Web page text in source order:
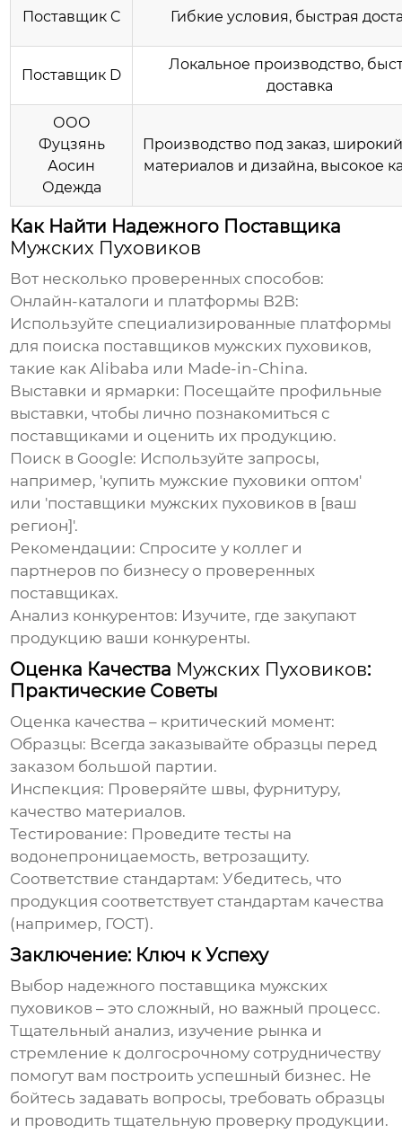
Поставщик C Гибкие условия, быстрая
Поставщик D
Локальное производство,
доставка
ООО
Фуцзянь
Аосин
Одежда
Производство под заказ,
материалов и дизайна, высокое
Как Найти Надежного Поставщика
Мужских Пуховиков
Вот несколько проверенных способов:
Онлайн-каталоги и платформы B2B:
Используйте специализированные платформы
для поиска поставщиков мужских пуховиков,
такие как Alibaba или Made-in-China.
Выставки и ярмарки: Посещайте профильные
выставки, чтобы лично познакомиться с
поставщиками и оценить их продукцию.
Поиск в Google: Используйте запросы,
например, 'купить мужские пуховики оптом'
или 'поставщики мужских пуховиков в [ваш
регион]'.
Рекомендации: Спросите у коллег и
партнеров по бизнесу о проверенных
поставщиках.
Анализ конкурентов: Изучите, где закупают
продукцию ваши конкуренты.
Оценка Качества Мужских Пуховиков:
Практические Советы
Оценка качества – критический момент:
Образцы: Всегда заказывайте образцы перед
заказом большой партии.
Инспекция: Проверяйте швы, фурнитуру,
качество материалов.
Тестирование: Проведите тесты на
водонепроницаемость, ветрозащиту.
Соответствие стандартам: Убедитесь, что
продукция соответствует стандартам качества
(например, ГОСТ).
Заключение: Ключ к Успеху
Выбор надежного поставщика мужских
пуховиков – это сложный, но важный процесс.
Тщательный анализ, изучение рынка и
стремление к долгосрочному сотрудничеству
помогут вам построить успешный бизнес. Не
бойтесь задавать вопросы, требовать образцы
и проводить тщательную проверку продукции.